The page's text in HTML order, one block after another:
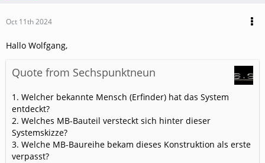
Oct 11th 2024
Hallo Wolfgang,
Quote from Sechspunktneun
1. Welcher bekannte Mensch (Erfinder) hat das System
entdeckt?
2. Welches MB-Bauteil versteckt sich hinter dieser
Systemskizze?
3. Welche MB-Baureihe bekam dieses Konstruktion als erste
verpasst?